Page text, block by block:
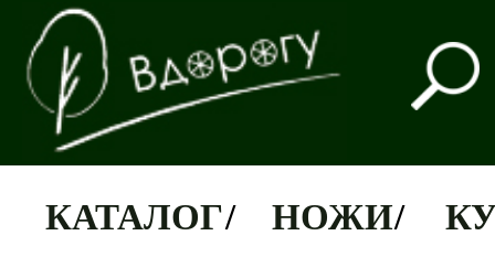
КАТАЛОГ/ НОЖИ/